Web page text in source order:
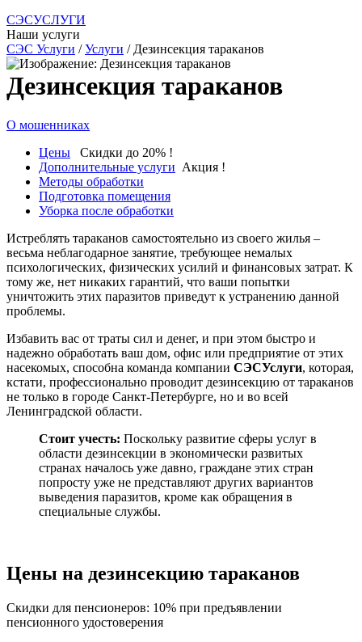
СЭСУСЛУГИ
Наши услуги
СЭС Услуги /Услуги / Дезинсекция тараканов
Дезинсекция тараканов
О мошенниках
Цены
Скидки до 20% !
Дополнительные услуги Акция !
Методы обработки
Подготовка помещения
Уборка после обработки
Истреблять тараканов самостоятельно из своего жилья –
весьма неблагодарное занятие, требующее немалых
психологических, физических усилий и финансовых затрат. К
тому же, нет никаких гарантий, что ваши попытки
уничтожить этих паразитов приведут к устранению данной
проблемы.
Избавить вас от траты сил и денег, и при этом быстро и
надежно обработать ваш дом, офис или предприятие от этих
насекомых, способна команда компании СЭСУслуги, которая,
кстати, профессионально проводит дезинсекцию от тараканов
не только в городе Санкт-Петербурге, но и во всей
Ленинградской области.
Стоит учесть: Поскольку развитие сферы услуг в
области дезинсекции в экономически развитых
странах началось уже давно, граждане этих стран
попросту уже не представляют других вариантов
выведения паразитов, кроме как обращения в
специальные службы.
Цены на дезинсекцию тараканов
Скидки для пенсионеров: 10% при предъявлении
пенсионного удостоверения